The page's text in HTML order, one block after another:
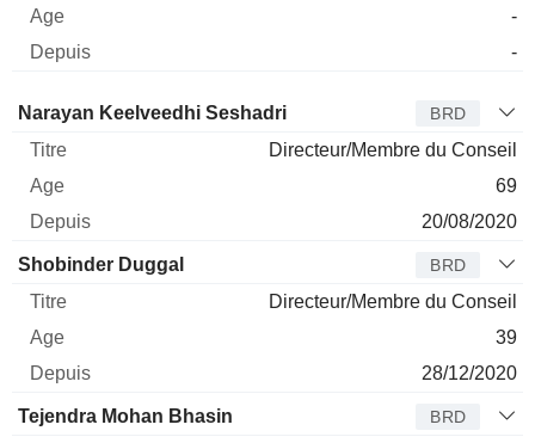
-
-
Administrateur Titre Age Depuis
Narayan Keelveedhi Seshadri BRD
Directeur/Membre du Conseil
69
20/08/2020
Shobinder Duggal BRD
Directeur/Membre du Conseil
39
28/12/2020
Tejendra Mohan Bhasin BRD